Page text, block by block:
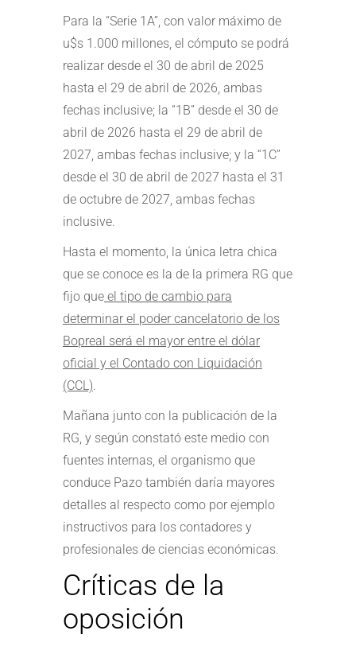
Para la “Serie 1A”, con valor máximo de
u$s 1.000 millones, el cómputo se podrá
realizar desde el 30 de abril de 2025
hasta el 29 de abril de 2026, ambas
fechas inclusive; la “1B” desde el 30 de
abril de 2026 hasta el 29 de abril de
2027, ambas fechas inclusive; y la “1C”
desde el 30 de abril de 2027 hasta el 31
de octubre de 2027, ambas fechas
inclusive.
Hasta el momento, la única letra chica
que se conoce es la de la primera RG que
fijo que el tipo de cambio para
determinar el poder cancelatorio de los
Bopreal será el mayor entre el dólar
oficial y el Contado con Liquidación
(CCL).
Mañana junto con la publicación de la
RG, y según constató este medio con
fuentes internas, el organismo que
conduce Pazo también daría mayores
detalles al respecto como por ejemplo
instructivos para los contadores y
profesionales de ciencias económicas.
Críticas de la
oposición